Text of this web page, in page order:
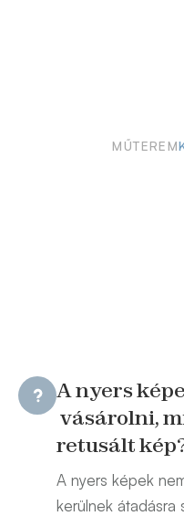
MŰTEREM
A nyers
vásárolni,
retusált
A nyers képek
kerülnek átadásra